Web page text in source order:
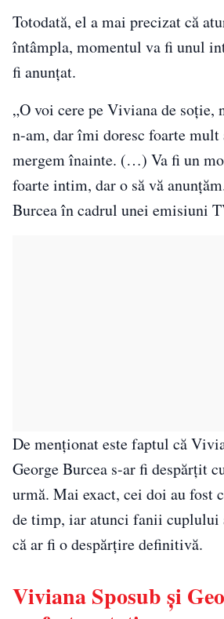
Totodată, el a mai precizat că
întâmpla, momentul va fi unul
fi anunțat.
„O voi cere pe Viviana de soție,
n-am, dar îmi doresc foarte mult
mergem înainte. (…) Va fi un
foarte intim, dar o să vă
Burcea în cadrul unei emisiuni
De menționat este faptul că
George Burcea s-ar fi despărțit
urmă. Mai exact, cei doi au fost
de timp, iar atunci fanii
că ar fi o despărțire definitivă.
Viviana Sposub și